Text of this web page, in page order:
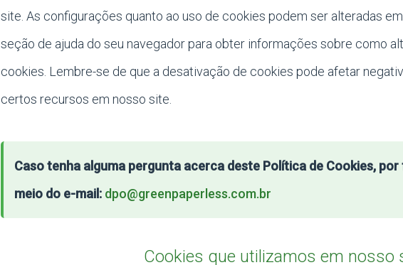
site. As configurações quanto ao uso de cookies podem ser alteradas
seção de ajuda do seu navegador para obter informações sobre como
cookies. Lembre-se de que a desativação de cookies pode afetar
certos recursos em nosso site.
Caso tenha alguma pergunta acerca deste Política de Cookies,
meio do e-mail: dpo@greenpaperless.com.br
Cookies que utilizamos em nosso